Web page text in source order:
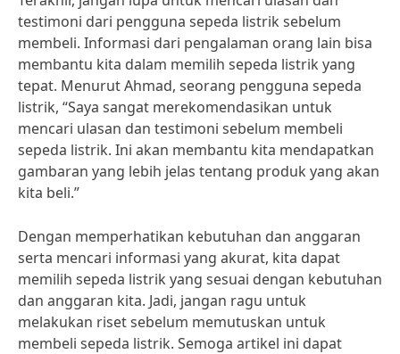
testimoni dari pengguna sepeda listrik sebelum
membeli. Informasi dari pengalaman orang lain bisa
membantu kita dalam memilih sepeda listrik yang
tepat. Menurut Ahmad, seorang pengguna sepeda
listrik, “Saya sangat merekomendasikan untuk
mencari ulasan dan testimoni sebelum membeli
sepeda listrik. Ini akan membantu kita mendapatkan
gambaran yang lebih jelas tentang produk yang akan
kita beli.”
Dengan memperhatikan kebutuhan dan anggaran
serta mencari informasi yang akurat, kita dapat
memilih sepeda listrik yang sesuai dengan kebutuhan
dan anggaran kita. Jadi, jangan ragu untuk
melakukan riset sebelum memutuskan untuk
membeli sepeda listrik. Semoga artikel ini dapat